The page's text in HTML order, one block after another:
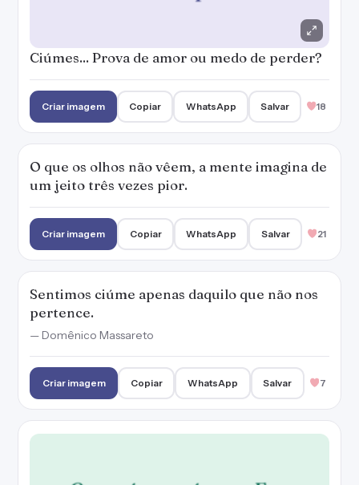
Ciúmes... Prova de amor ou medo de perder?
Criar imagem Copiar WhatsApp Salvar 18
O que os olhos não vêem, a mente imagina de
um jeito três vezes pior.
Criar imagem Copiar WhatsApp Salvar 21
Sentimos ciúme apenas daquilo que não nos
pertence.
— Domênico Massareto
Criar imagem Copiar WhatsApp Salvar 7